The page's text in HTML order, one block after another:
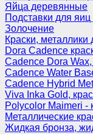
Яйца деревянные
Подставки для
Золочение
Краски, металлики
Dora Cadence
Cadence Dora
Cadence Water
Cadence Hybrid
Viva Inka Gold,
Polycolor Maimeri -
Металлические
Жидкая бронза,